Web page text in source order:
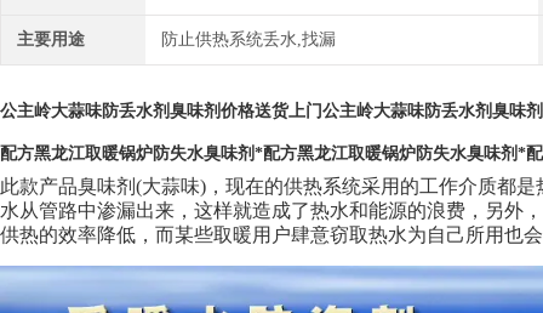
主要用途 防止供热系统丢水,找漏
公主岭大蒜味防丢水剂臭味剂价格送货上门公主岭大蒜味防丢水剂臭味
配方黑龙江取暖锅炉防失水臭味剂*配方黑龙江取暖锅炉防失水臭味剂*
此款产品臭味剂(大蒜味)，现在的供热系统采用的工作介质都
水从管路中渗漏出来，这样就造成了热水和能源的浪费，另外
供热的效率降低，而某些取暖用户肆意窃取热水为自己所用也